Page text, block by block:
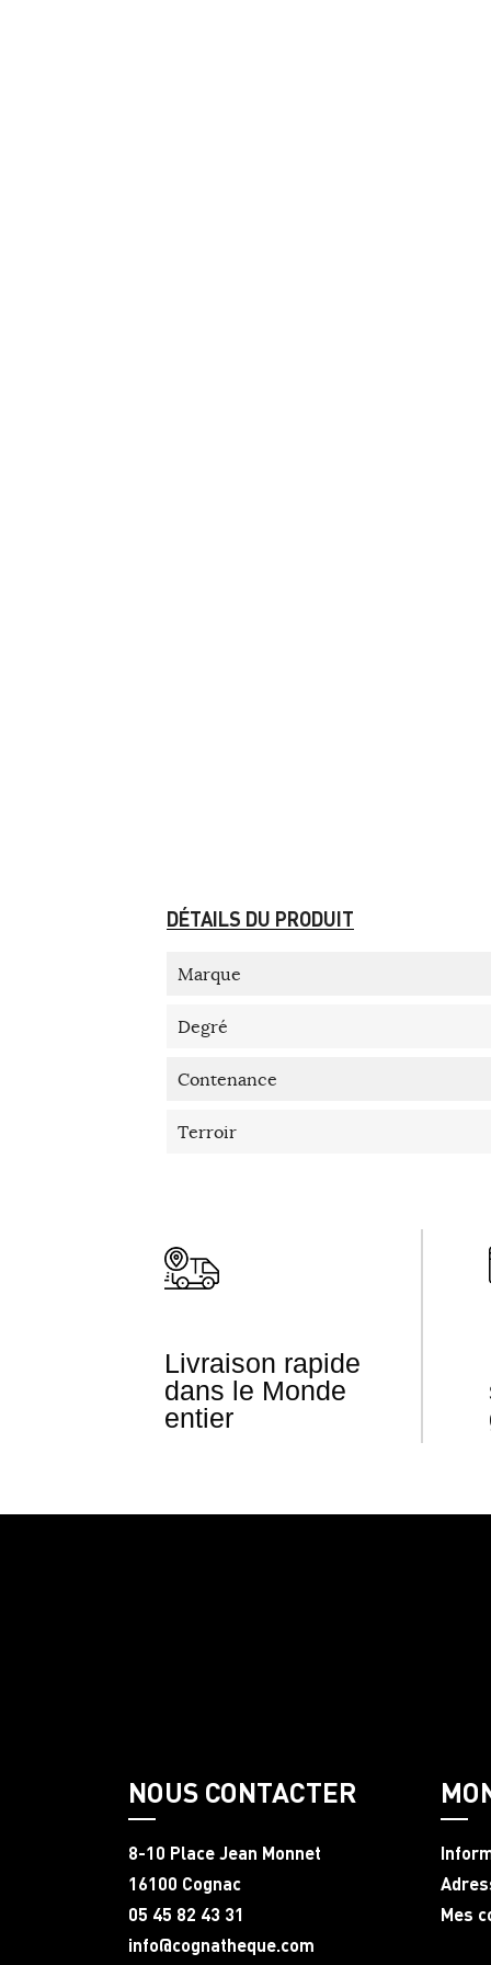
DÉTAILS DU PRODUIT
Marque
Degré
Contenance
Terroir
Livraison rapide
dans le Monde
entier
NOUS CONTACTER
8-10 Place Jean Monnet
16100 Cognac
05 45 82 43 31
info@cognatheque.com
Mes